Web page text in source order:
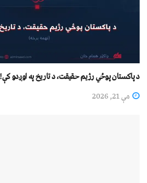
د پاکستان پوځي رژیم حقیقت، د تاریخ په اوږدو
مې 21, 2026